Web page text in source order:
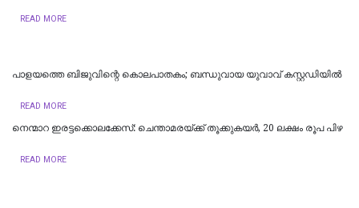
READ MORE
പാളയത്തെ ബിജുവിന്റെ കൊലപാതകം; ബന്ധുവായ യുവാവ് കസ്റ്റഡിയില്‍
READ MORE
നെന്മാറ ഇരട്ടക്കൊലക്കേസ്: ചെന്താമരയ്ക്ക് തൂക്കുകയർ, 20 ലക്ഷം രൂപ പിഴ
READ MORE